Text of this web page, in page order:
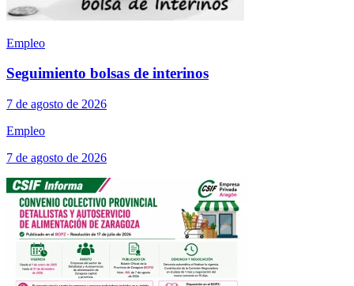
Empleo
Seguimiento bolsas de interinos
7 de agosto de 2026
Empleo
7 de agosto de 2026